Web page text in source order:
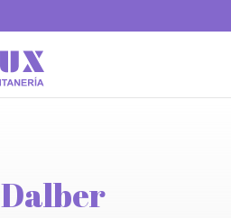
Dalber